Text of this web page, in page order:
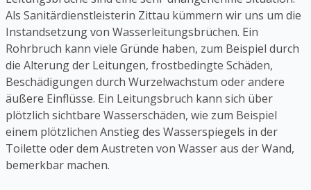
Als Sanitärdienstleisterin Zittau kümmern wir uns um die
Instandsetzung von Wasserleitungsbrüchen. Ein
Rohrbruch kann viele Gründe haben, zum Beispiel durch
die Alterung der Leitungen, frostbedingte Schäden,
Beschädigungen durch Wurzelwachstum oder andere
äußere Einflüsse. Ein Leitungsbruch kann sich über
plötzlich sichtbare Wasserschäden, wie zum Beispiel
einem plötzlichen Anstieg des Wasserspiegels in der
Toilette oder dem Austreten von Wasser aus der Wand,
bemerkbar machen.